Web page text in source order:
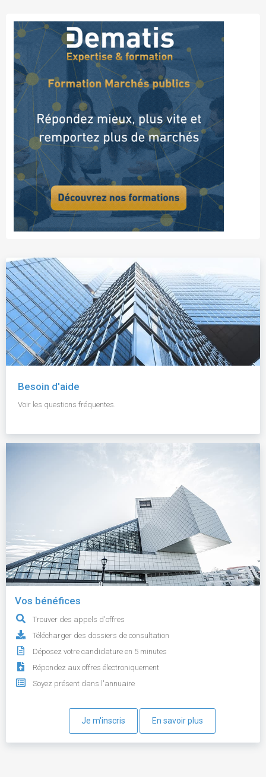
Besoin d'aide
Voir les questions fréquentes.
Vos bénéfices
Trouver des appels d'offres
Télécharger des dossiers de consultation
Déposez votre candidature en 5 minutes
Répondez aux offres électroniquement
Soyez présent dans l'annuaire
Je m'inscris En savoir plus